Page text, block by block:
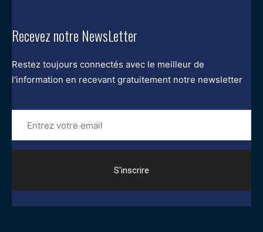
Recevez notre NewsLetter
Restez toujours connectés avec le meilleur de
l'information en recevant gratuitement notre newsletter
Entrez
votre
email